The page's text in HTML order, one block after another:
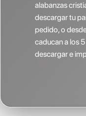
alabanzas
descargar tu
pedido, o
caducan a los
descargar e